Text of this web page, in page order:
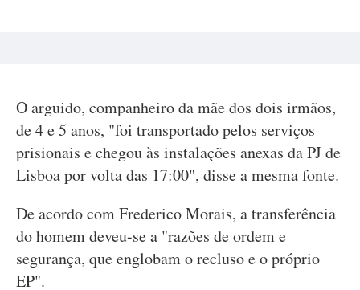
O arguido, companheiro da mãe dos dois irmãos,
de 4 e 5 anos, "foi transportado pelos serviços
prisionais e chegou às instalações anexas da PJ de
Lisboa por volta das 17:00", disse a mesma fonte.
De acordo com Frederico Morais, a transferência
do homem deveu-se a "razões de ordem e
segurança, que englobam o recluso e o próprio
EP".